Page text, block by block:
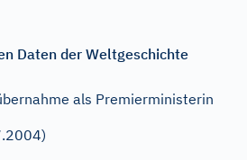
Daten der Weltgeschichte
als Premierministerin